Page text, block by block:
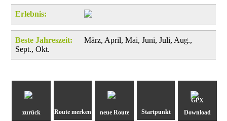
Erlebnis:
Beste Jahreszeit:
März, April, Mai, Juni, Juli, Aug.,
Sept., Okt.
zurück neue Route
GPX
Download